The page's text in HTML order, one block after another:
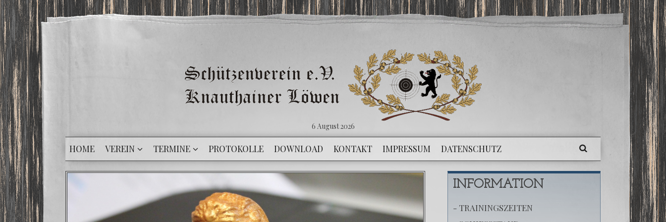
6 August 2026
HOME VEREIN TERMINE PROTOKOLLE DOWNLOAD KONTAKT IMPRESSUM DATENSCHUTZ
INFORMATION
- TRAININGSZEITEN